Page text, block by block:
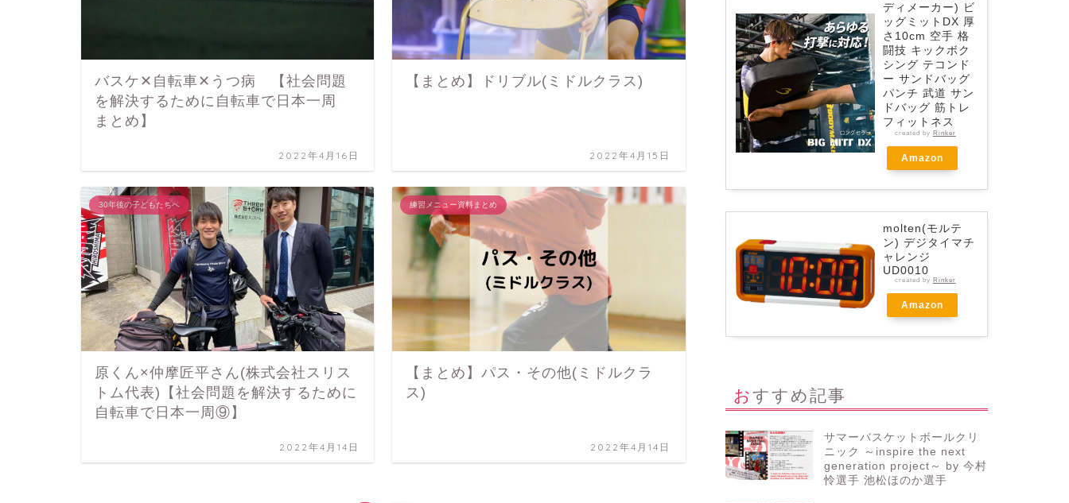
バスケ✕自転車✕うつ病 【社会問題
を解決するために自転車で日本一周
まとめ】
2022年4月16日
【まとめ】ドリブル(ミドルクラス)
2022年4月15日
30年後の子どもたちへ
原くん×仲摩匠平さん(株式会社スリス
トム代表)【社会問題を解決するために
自転車で日本一周⑨】
2022年4月14日
練習メニュー資料まとめ
【まとめ】パス・その他(ミドルクラ
ス)
2022年4月14日
ディメーカー) ビ
ッグミットDX 厚
さ10cm 空手 格
闘技 キックボク
シング テコンド
ー サンドバッグ
パンチ 武道 サン
ドバッグ 筋トレ
フィットネス
created by Rinker
Amazon
molten(モルテ
ン) デジタイマチ
ャレンジ
UD0010
created by Rinker
Amazon
おすすめ記事
サマーバスケットボールクリ
ニック ～inspire the next
generation project～ by 今村
怜選手 池松ほのか選手